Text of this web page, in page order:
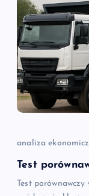
analiza
Test
Test